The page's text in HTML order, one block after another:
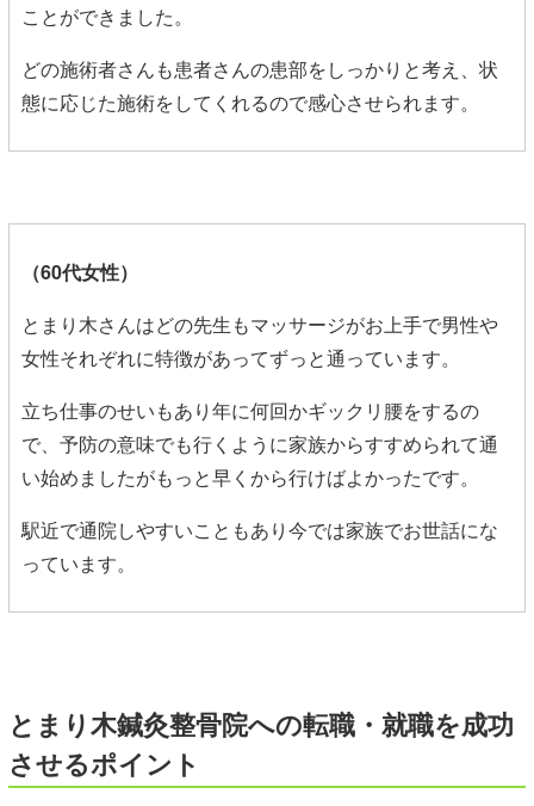
ことができました。
どの施術者さんも患者さんの患部をしっかりと考え、状
態に応じた施術をしてくれるので感心させられます。
（60代女性）
とまり木さんはどの先生もマッサージがお上手で男性や
女性それぞれに特徴があってずっと通っています。
立ち仕事のせいもあり年に何回かギックリ腰をするの
で、予防の意味でも行くように家族からすすめられて通
い始めましたがもっと早くから行けばよかったです。
駅近で通院しやすいこともあり今では家族でお世話にな
っています。
とまり木鍼灸整骨院への転職・就職を成功
させるポイント